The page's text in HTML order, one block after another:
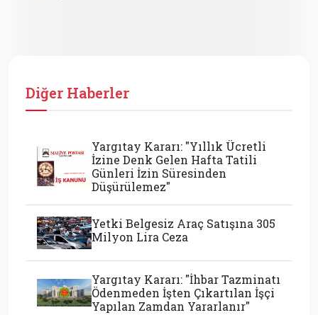
Diğer Haberler
Yargıtay Kararı: "Yıllık Ücretli
İzine Denk Gelen Hafta Tatili
Günleri İzin Süresinden
Düşürülemez"
Yetki Belgesiz Araç Satışına 305
Milyon Lira Ceza
Yargıtay Kararı: "İhbar Tazminatı
Ödenmeden İşten Çıkartılan İşçi
Yapılan Zamdan Yararlanır"